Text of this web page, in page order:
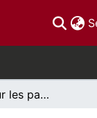
Quelle place pour les parents immigrants dans l’intervention en santé mentale auprès de leurs jeunes ? Perspectives des personnes intervenantes sociales au Québec